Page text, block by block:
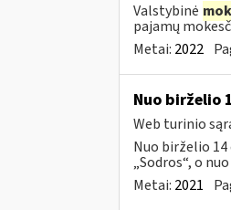
Valstybinė
pajamų
Metai: 2022
Nuo birželio
Web turinio
Nuo birželio
„Sodros“, o
Metai: 2021